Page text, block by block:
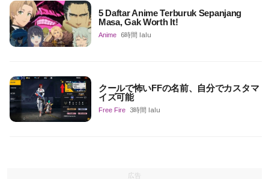
5 Daftar Anime Terburuk Sepanjang
Masa, Gak Worth It!
Anime 6時間 lalu
クールで怖いFFの名前、自分でカスタマ
イズ可能
Free Fire 3時間 lalu
広告